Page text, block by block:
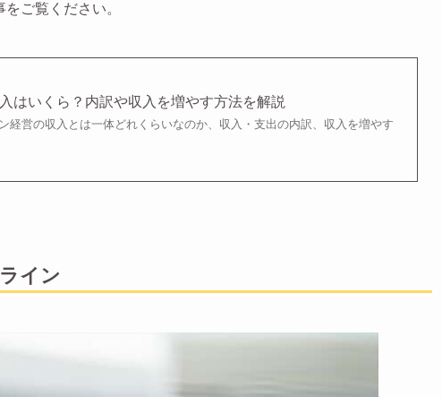
ご覧ください。
はいくら？内訳や収入を増やす方法を解説
経営の収入とは一体どれくらいなのか、収入・支出の内訳、収入を増やす
イン